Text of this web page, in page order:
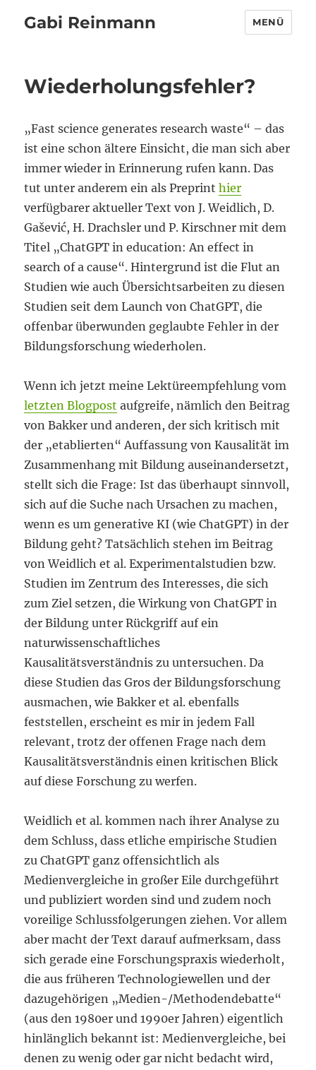
Gabi Reinmann MENÜ
Wiederholungsfehler?
„Fast science generates research waste“ – das
ist eine schon ältere Einsicht, die man sich aber
immer wieder in Erinnerung rufen kann. Das
tut unter anderem ein als Preprinthier
verfügbarer aktueller Text von J. Weidlich, D.
Gašević, H. Drachsler und P. Kirschner mit dem
Titel „ChatGPT in education: An effect in
search of a cause“. Hintergrund ist die Flut an
Studien wie auch Übersichtsarbeiten zu diesen
Studien seit dem Launch von ChatGPT, die
offenbar überwunden geglaubte Fehler in der
Bildungsforschung wiederholen.
Wenn ich jetzt meine Lektüreempfehlung vom
letzten Blogpost aufgreife, nämlich den Beitrag
von Bakker und anderen, der sich kritisch mit
der „etablierten“ Auffassung von Kausalität im
Zusammenhang mit Bildung auseinandersetzt,
stellt sich die Frage: Ist das überhaupt sinnvoll,
sich auf die Suche nach Ursachen zu machen,
wenn es um generative KI (wie ChatGPT) in der
Bildung geht? Tatsächlich stehen im Beitrag
von Weidlich et al. Experimentalstudien bzw.
Studien im Zentrum des Interesses, die sich
zum Ziel setzen, die Wirkung von ChatGPT in
der Bildung unter Rückgriff auf ein
naturwissenschaftliches
Kausalitätsverständnis zu untersuchen. Da
diese Studien das Gros der Bildungsforschung
ausmachen, wie Bakker et al. ebenfalls
feststellen, erscheint es mir in jedem Fall
relevant, trotz der offenen Frage nach dem
Kausalitätsverständnis einen kritischen Blick
auf diese Forschung zu werfen.
Weidlich et al. kommen nach ihrer Analyse zu
dem Schluss, dass etliche empirische Studien
zu ChatGPT ganz offensichtlich als
Medienvergleiche in großer Eile durchgeführt
und publiziert worden sind und zudem noch
voreilige Schlussfolgerungen ziehen. Vor allem
aber macht der Text darauf aufmerksam, dass
sich gerade eine Forschungspraxis wiederholt,
die aus früheren Technologiewellen und der
dazugehörigen „Medien-/Methodendebatte“
(aus den 1980er und 1990er Jahren) eigentlich
hinlänglich bekannt ist: Medienvergleiche, bei
denen zu wenig oder gar nicht bedacht wird,